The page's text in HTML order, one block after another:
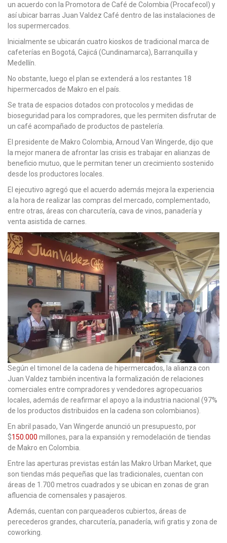
un acuerdo con la Promotora de Café de Colombia (Procafecol) y
así ubicar barras Juan Valdez Café dentro de las instalaciones de
los supermercados.
Inicialmente se ubicarán cuatro kioskos de tradicional marca de
cafeterías en Bogotá, Cajicá (Cundinamarca), Barranquilla y
Medellín.
No obstante, luego el plan se extenderá a los restantes 18
hipermercados de Makro en el país.
Se trata de espacios dotados con protocolos y medidas de
bioseguridad para los compradores, que les permiten disfrutar de
un café acompañado de productos de pastelería.
El presidente de Makro Colombia, Arnoud Van Wingerde, dijo que
la mejor manera de afrontar las crisis es trabajar en alianzas de
beneficio mutuo, que le permitan tener un crecimiento sostenido
desde los productores locales.
El ejecutivo agregó que el acuerdo además mejora la experiencia
a la hora de realizar las compras del mercado, complementado,
entre otras, áreas con charcutería, cava de vinos, panadería y
venta asistida de carnes.
Según el timonel de la cadena de hipermercados, la alianza con
Juan Valdez también incentiva la formalización de relaciones
comerciales entre compradores y vendedores agropecuarios
locales, además de reafirmar el apoyo a la industria nacional (97%
de los productos distribuidos en la cadena son colombianos).
En abril pasado, Van Wingerde anunció un presupuesto, por
$150.000 millones, para la expansión y remodelación de tiendas
de Makro en Colombia.
Entre las aperturas previstas están las Makro Urban Market, que
son tiendas más pequeñas que las tradicionales, cuentan con
áreas de 1.700 metros cuadrados y se ubican en zonas de gran
afluencia de comensales y pasajeros.
Además, cuentan con parqueaderos cubiertos, áreas de
perecederos grandes, charcutería, panadería, wifi gratis y zona de
coworking.